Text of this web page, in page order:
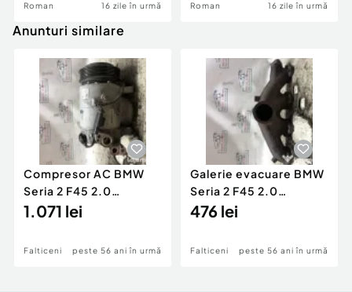
Roman 16 zile în urmă Roman 16 zile în urmă
Anunturi similare
Compresor AC BMW
Seria 2 F45 2.0
Motorina 2016
1.071 lei
Falticeni peste 56 ani în urmă
Galerie evacuare BMW
Seria 2 F45 2.0
Motorina 2016
476 lei
Falticeni peste 56 ani în urmă